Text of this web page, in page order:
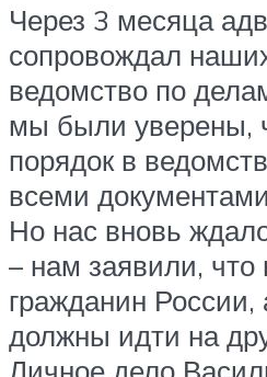
Через 3 месяца
сопровождал
ведомство по
мы были уверены,
порядок в
всеми
Но нас вновь
– нам заявили,
гражданин
должны идти на